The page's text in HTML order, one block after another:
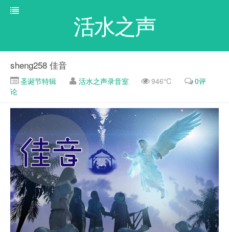
活水之声
sheng258 佳音
圣诞节特辑 活水之声录音室 946℃
0评
论